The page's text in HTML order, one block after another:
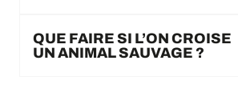
QUE FAIRE SI L’ON CROISE
UN ANIMAL SAUVAGE ?